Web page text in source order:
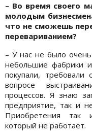
– Во время своего
молодым
что не сможешь
перевариванием?
– У нас не было
небольшие фабрики
покупали,
вопросе
процессов. Я знаю
предприятие, так и
Приобретения так
который не работает.